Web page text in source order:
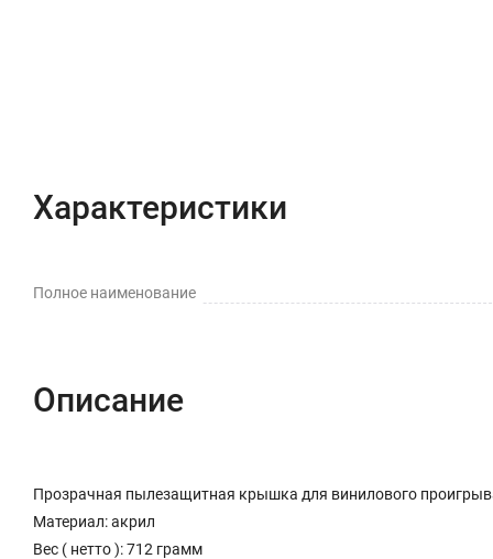
Характеристики
Полное наименование
Описание
Прозрачная пылезащитная крышка для винилового
Материал: акрил
Вес ( нетто ): 712 грамм